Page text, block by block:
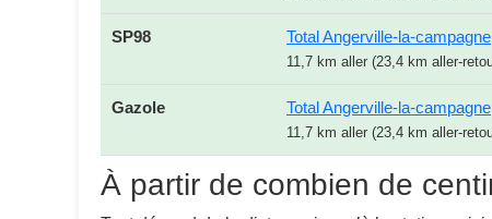
SP98 Total Angerville-la-campagne
11,7 km aller (23,4 km aller-
Gazole Total Angerville-la-campagne
11,7 km aller (23,4 km aller-
À partir de combien de